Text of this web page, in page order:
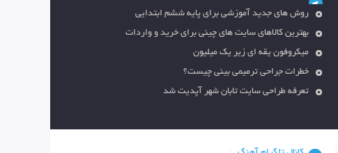
روش های جدید آموزشی برای پایه ششم ابتدایی
بهترین کالاهای سایت های چینی برای خرید و واردات
میکروفون یقه ای زیر یک میلیون
خطرات جراحی ترمیمی بینی چیست؟
تعرفه طراحی سایت تابان شهر آپدیت شد